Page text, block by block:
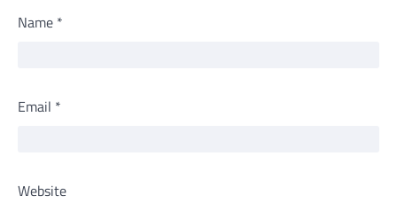
Name *
Email *
Website